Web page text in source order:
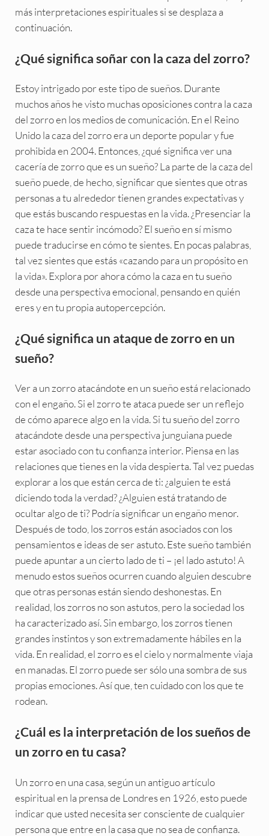
más interpretaciones espirituales si se desplaza a
continuación.
¿Qué significa soñar con la caza del zorro?
Estoy intrigado por este tipo de sueños. Durante
muchos años he visto muchas oposiciones contra la caza
del zorro en los medios de comunicación. En el Reino
Unido la caza del zorro era un deporte popular y fue
prohibida en 2004. Entonces, ¿qué significa ver una
cacería de zorro que es un sueño? La parte de la caza del
sueño puede, de hecho, significar que sientes que otras
personas a tu alrededor tienen grandes expectativas y
que estás buscando respuestas en la vida. ¿Presenciar la
caza te hace sentir incómodo? El sueño en sí mismo
puede traducirse en cómo te sientes. En pocas palabras,
tal vez sientes que estás «cazando para un propósito en
la vida». Explora por ahora cómo la caza en tu sueño
desde una perspectiva emocional, pensando en quién
eres y en tu propia autopercepción.
¿Qué significa un ataque de zorro en un
sueño?
Ver a un zorro atacándote en un sueño está relacionado
con el engaño. Si el zorro te ataca puede ser un reflejo
de cómo aparece algo en la vida. Si tu sueño del zorro
atacándote desde una perspectiva junguiana puede
estar asociado con tu confianza interior. Piensa en las
relaciones que tienes en la vida despierta. Tal vez puedas
explorar a los que están cerca de ti: ¿alguien te está
diciendo toda la verdad? ¿Alguien está tratando de
ocultar algo de ti? Podría significar un engaño menor.
Después de todo, los zorros están asociados con los
pensamientos e ideas de ser astuto. Este sueño también
puede apuntar a un cierto lado de ti – ¡el lado astuto! A
menudo estos sueños ocurren cuando alguien descubre
que otras personas están siendo deshonestas. En
realidad, los zorros no son astutos, pero la sociedad los
ha caracterizado así. Sin embargo, los zorros tienen
grandes instintos y son extremadamente hábiles en la
vida. En realidad, el zorro es el cielo y normalmente viaja
en manadas. El zorro puede ser sólo una sombra de sus
propias emociones. Así que, ten cuidado con los que te
rodean.
¿Cuál es la interpretación de los sueños de
un zorro en tu casa?
Un zorro en una casa, según un antiguo artículo
espiritual en la prensa de Londres en 1926, esto puede
indicar que usted necesita ser consciente de cualquier
persona que entre en la casa que no sea de confianza.